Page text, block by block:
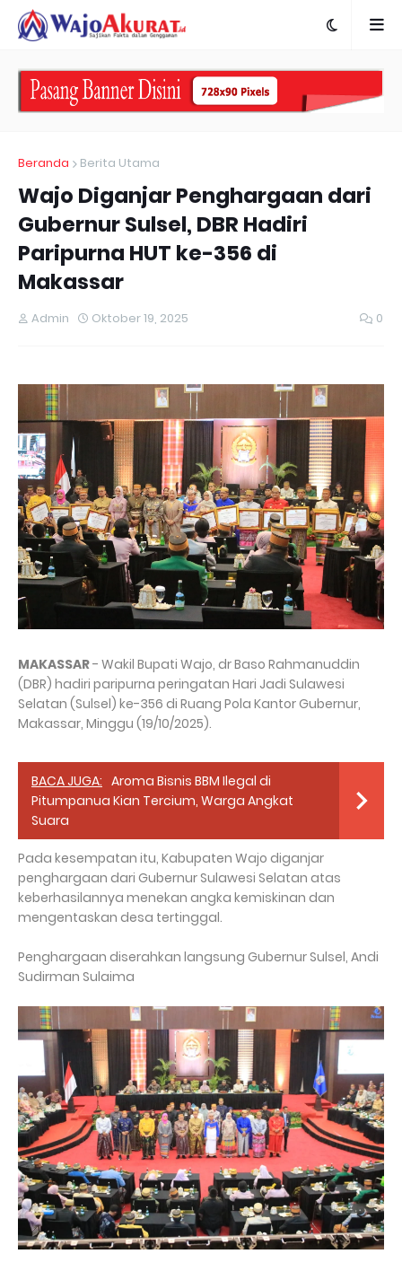
Beranda Berita Utama
Wajo Diganjar Penghargaan dari
Gubernur Sulsel, DBR Hadiri
Paripurna HUT ke-356 di
Makassar
Admin Oktober 19, 2025 0
MAKASSAR- Wakil Bupati Wajo, dr Baso Rahmanuddin
(DBR) hadiri paripurna peringatan Hari Jadi Sulawesi
Selatan (Sulsel) ke-356 di Ruang Pola Kantor Gubernur,
Makassar, Minggu (19/10/2025).
BACA JUGA: Aroma Bisnis BBM Ilegal di
Pitumpanua Kian Tercium, Warga Angkat
Suara
Pada kesempatan itu, Kabupaten Wajo diganjar
penghargaan dari Gubernur Sulawesi Selatan atas
keberhasilannya menekan angka kemiskinan dan
mengentaskan desa tertinggal.
Penghargaan diserahkan langsung Gubernur Sulsel, Andi
Sudirman Sulaima